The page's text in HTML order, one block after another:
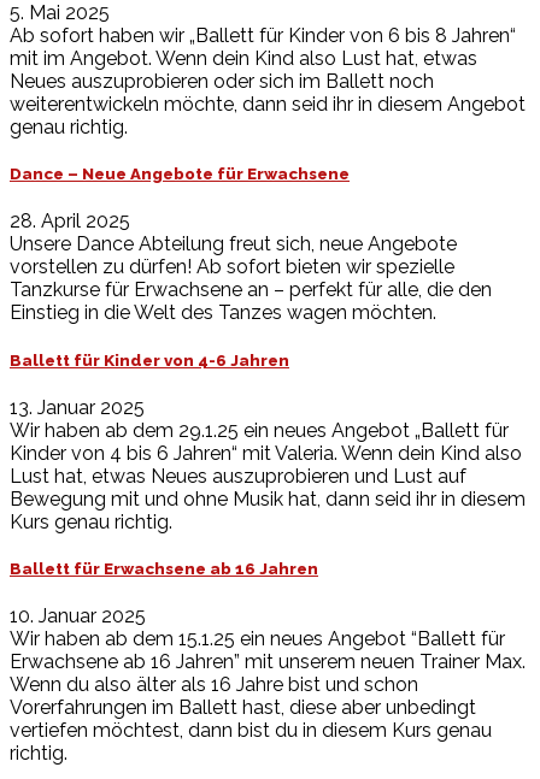
5. Mai 2025
Ab sofort haben wir „Ballett für Kinder von 6 bis 8 Jahren“
mit im Angebot. Wenn dein Kind also Lust hat, etwas
Neues auszuprobieren oder sich im Ballett noch
weiterentwickeln möchte, dann seid ihr in diesem Angebot
genau richtig.
Dance – Neue Angebote für Erwachsene
28. April 2025
Unsere Dance Abteilung freut sich, neue Angebote
vorstellen zu dürfen! Ab sofort bieten wir spezielle
Tanzkurse für Erwachsene an – perfekt für alle, die den
Einstieg in die Welt des Tanzes wagen möchten.
Ballett für Kinder von 4-6 Jahren
13. Januar 2025
Wir haben ab dem 29.1.25 ein neues Angebot „Ballett für
Kinder von 4 bis 6 Jahren“ mit Valeria. Wenn dein Kind also
Lust hat, etwas Neues auszuprobieren und Lust auf
Bewegung mit und ohne Musik hat, dann seid ihr in diesem
Kurs genau richtig.
Ballett für Erwachsene ab 16 Jahren
10. Januar 2025
Wir haben ab dem 15.1.25 ein neues Angebot “Ballett für
Erwachsene ab 16 Jahren” mit unserem neuen Trainer Max.
Wenn du also älter als 16 Jahre bist und schon
Vorerfahrungen im Ballett hast, diese aber unbedingt
vertiefen möchtest, dann bist du in diesem Kurs genau
richtig.